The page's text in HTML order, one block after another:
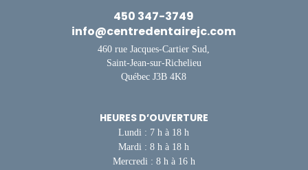
450 347-3749
info@centredentairejc.com
460 rue Jacques-Cartier Sud,
Saint-Jean-sur-Richelieu
Québec J3B 4K8
HEURES D’OUVERTURE
Lundi : 7 h à 18 h
Mardi : 8 h à 18 h
Mercredi : 8 h à 16 h